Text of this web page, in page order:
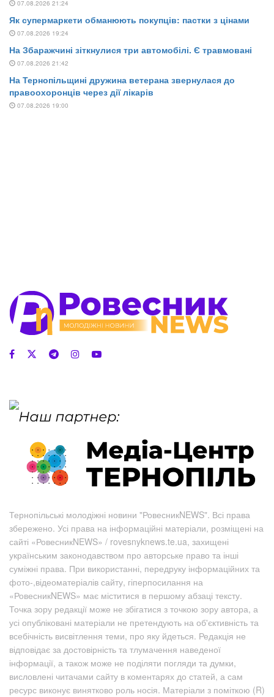
Тернопільські молодіжні новини "РовесникNEWS". Всі права
збережено. Усі права на інформаційні матеріали, розміщені на
сайті «РовесникNEWS» / rovesnyknews.te.ua, захищені
українським законодавством про авторське право та інші
суміжні права. При використанні, передруку інформаційних та
фото-,відеоматеріалів сайту, гіперпосилання на
«РовесникNEWS» має міститися в першому абзаці тексту.
Точка зору редакції може не збігатися з точкою зору автора, а
усі опубліковані матеріали не претендують на об'єктивність та
всебічність висвітлення теми, про яку йдеться. Редакція не
відповідає за достовірність та тлумачення наведеної
інформації, а також може не поділяти погляди та думки,
висловлені читачами сайту в коментарях до статей, а сам
ресурс виконує винятково роль носія. Матеріали з поміткою (R)